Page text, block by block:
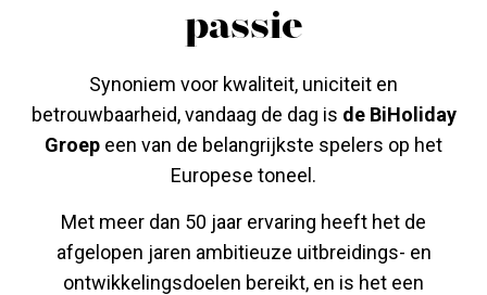
passie
Synoniem voor kwaliteit, uniciteit en
betrouwbaarheid, vandaag de dag is de BiHoliday
Groep een van de belangrijkste spelers op het
Europese toneel.
Met meer dan 50 jaar ervaring heeft het de
afgelopen jaren ambitieuze uitbreidings- en
ontwikkelingsdoelen bereikt, en is het een